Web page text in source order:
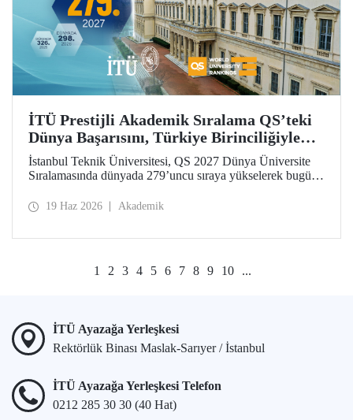
İTÜ Prestijli Akademik Sıralama QS’teki
Dünya Başarısını, Türkiye Birinciliğiyle
Taçlandırdı
İstanbul Teknik Üniversitesi, QS 2027 Dünya Üniversite
Sıralamasında dünyada 279’uncu sıraya yükselerek bugüne
sıralamaya giren 25 üniversite arasında ilk sırada yer aldı.
19 Haz 2026 Akademik
1 2 3 4 5 6 7 8 9 10 ...
İTÜ Ayazağa Yerleşkesi
Rektörlük Binası Maslak-Sarıyer / İstanbul
İTÜ Ayazağa Yerleşkesi Telefon
0212 285 30 30 (40 Hat)